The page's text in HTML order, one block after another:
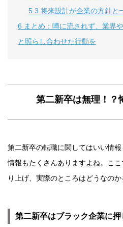
5.3 将来設計が企業の方針と
6 まとめ：噂に流されず、業界
と照らし合わせた行動を
第二新卒は無理！
第二新卒の転職に関してはいい情
情報もたくさんありますよね。こ
り上げ、実際のところはどうなのか
第二新卒はブラック企業に押